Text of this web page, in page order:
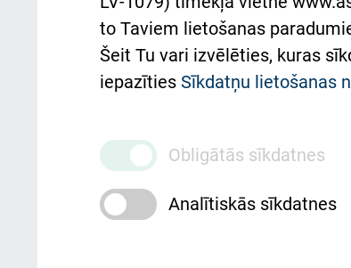
atsauksmju/sūdzību
iesniegšanas kārtība
Kā pie mums nokļūt
ceļvedis
Rekvizīti un ārstniecības
to Taviem lietošanas
Šeit Tu vari izvēlēties, kuras
iepazīties Sīkdatņu lietošanas
Obligātās sīkdatnes
Analītiskās sīkdatnes